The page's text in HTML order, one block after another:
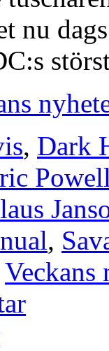
nu
, Dark
,
Veckans